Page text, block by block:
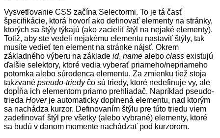
Vysvetľovanie CSS začína Selectormi. To je tá časť
špecifikácie, ktorá hovorí ako definovať elementy na stránky,
ktorých sa štýly týkajú (ako zacieliť štýl na nejaké elementy).
Totiž, aby ste vedeli nejakému elementu nastaviť štýly, tak
musíte vedieť ten element na stránke nájsť. Okrem
základného výberu na základe id, name alebo class existujú
ďalšie selektory, ktoré vedia vyberať priameho/nepriameho
potomka alebo súrodenca elementu. Za zmienku tiež stoja
takzvané pseudo-triedyčo sú triedy, ktoré nedefinuje vy, ale
dopĺňa ich elementom priamo prehliadač. Napríklad pseudo-
trieda Hoverje automaticky doplnená elementu, nad ktorým
sa nachádza kurzor. Definovaním štýlu pre túto triedu viem
zadefinovať štýl pre všetky (alebo vybrané) elementy, ktoré
sa budú v danom momente nachádzať pod kurzorom.